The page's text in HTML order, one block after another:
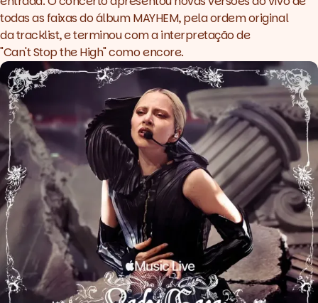
todas as faixas do álbum MAYHEM, pela ordem original
datracklist, e terminou com a interpretação de
"Can't Stop the High" comoencore.